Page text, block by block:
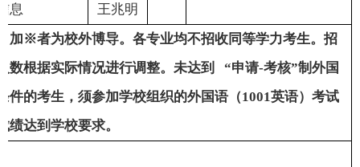
息
王兆明
加※者为校外博导。各专业均不招收同等学力考生。招
数根据实际情况进行调整。未达到 “申请-考核”制外国
件的考生，须参加学校组织的外国语（1001英语）考试
绩达到学校要求。